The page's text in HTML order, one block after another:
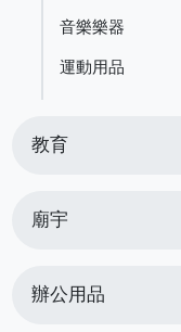
音樂樂器
運動用品
教育
廟宇
辦公用品